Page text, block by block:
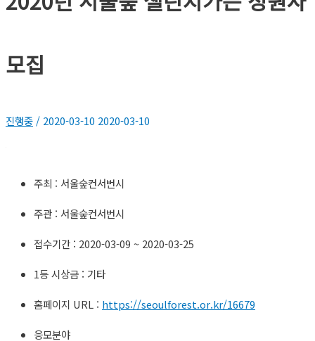
모집
진행중 / 2020-03-10 2020-03-10
주최 : 서울숲컨서번시
주관 : 서울숲컨서번시
접수기간 : 2020-03-09 ~ 2020-03-25
1등 시상금 : 기타
홈페이지 URL : https://seoulforest.or.kr/16679
응모분야